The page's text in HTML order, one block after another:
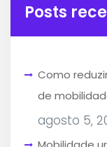
Posts
Como
de
agosto 5,